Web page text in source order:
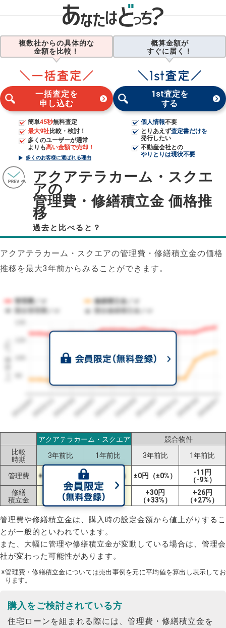
複数社からの具体的な
金額を比較！
一括査定を
申し込む
簡単45秒無料査定
最大9社比較・検討！
多くのユーザーが通常
よりも高い金額で売却！
多くのお客様に選ばれる理由
概算金額が
すぐに届く！
1st査定を
する
個人情報不要
とりあえず査定書だけを
発行したい
不動産会社との
やりとりは現状不要
アクアテラカーム・スクエ
アの
管理費・修繕積立金 価格推
移
過去と比べると？
アクアテラカーム・スクエアの管理費・修繕積立金の価格
推移を最大3年前からみることができます。
1㎡単価（円）
管理費／㎡
修繕積立金／㎡
2023/072023/112024/032024/072024/112025/032025/072025/112026/032026/07
アクアテラカーム・スクエア
競合物件
比較
時期
3年前比 1年前比 3年前比 1年前比
管理費 +5円（+4%） +3円（+2%） ±0円（±0%）
-11円
（-9%）
修繕
積立金
+23円
（+26%）
+25円
（+29%）
+30円
（+33%）
+26円
（+27%）
管理費や修繕積立金は、購入時の設定金額から値上がりするこ
とが一般的といわれています。
また、大幅に管理や修繕積立金が変動している場合は、管理会
社が変わった可能性があります。
※管理費・修繕積立金については売出事例を元に平均値を算出し表示してお
ります。
購入をご検討されている方
住宅ローンを組まれる際には、管理費・修繕積立金を